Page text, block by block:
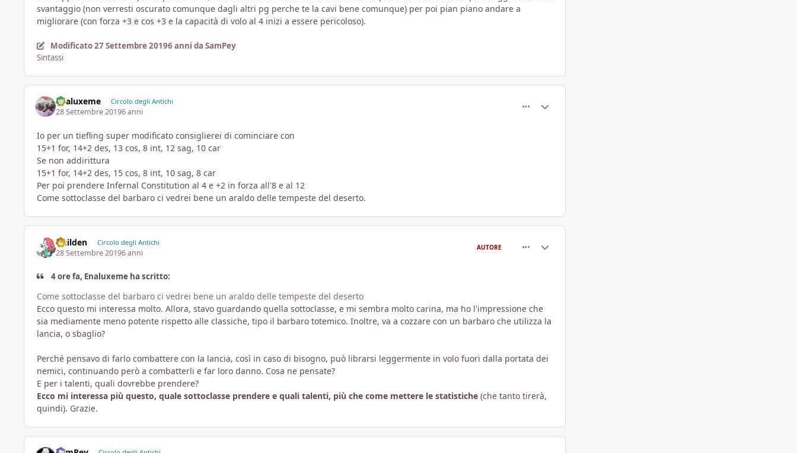
svantaggio (non verresti oscurato comunque dagli altri pg perche te la cavi bene comunque) per poi pian piano andare a
migliorare (con forza +3 e cos +3 e la capacità di volo al 4 inizi a essere pericoloso).
Modificato27 Settembre 20196 anni da SamPey
Sintassi
Enaluxeme Circolo degli Antichi
28 Settembre 20196 anni
Io per un tiefling super modificato consiglierei di cominciare con
15+1 for, 14+2 des, 13 cos, 8 int, 12 sag, 10 car
Se non addirittura
15+1 for, 14+2 des, 15 cos, 8 int, 10 sag, 8 car
Per poi prendere Infernal Constitution al 4 e +2 in forza all'8 e al 12
Come sottoclasse del barbaro ci vedrei bene un araldo delle tempeste del deserto.
ithilden Circolo degli Antichi
28 Settembre 20196 anni
AUTORE
4 ore fa, Enaluxeme ha scritto:
Come sottoclasse del barbaro ci vedrei bene un araldo delle tempeste del deserto
Ecco questo mi interessa molto. Allora, stavo guardando quella sottoclasse, e mi sembra molto carina, ma ho l'impressione che
sia mediamente meno potente rispetto alle classiche, tipo il barbaro totemico. Inoltre, va a cozzare con un barbaro che utilizza la
lancia, o sbaglio?
Perché pensavo di farlo combattere con la lancia, così in caso di bisogno, può librarsi leggermente in volo fuori dalla portata dei
nemici, continuando però a combatterli e far loro danno. Cosa ne pensate?
E per i talenti, quali dovrebbe prendere?
Ecco mi interessa più questo, quale sottoclasse prendere e quali talenti, più che come mettere le statistiche (che tanto tirerà,
quindi). Grazie.